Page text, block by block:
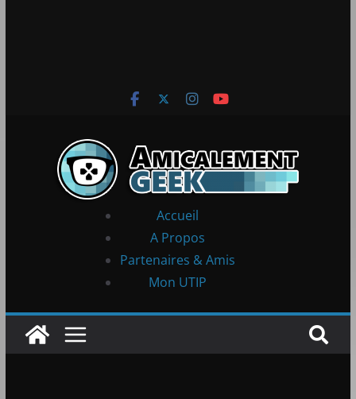
Accueil
A Propos
Partenaires & Amis
Mon UTIP